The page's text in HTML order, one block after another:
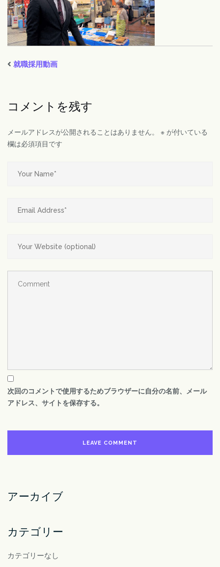
就職採用動画
コメントを残す
メールアドレスが公開されることはありません。 ※ が付いている
欄は必須項目です
次回のコメントで使用するためブラウザーに自分の名前、メール
アドレス、サイトを保存する。
アーカイブ
カテゴリー
カテゴリーなし